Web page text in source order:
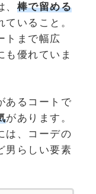
棒で留める
ていること。
トまで幅広
も優れていま
あるコートで
があります。
は、コーデの
男らしい要素